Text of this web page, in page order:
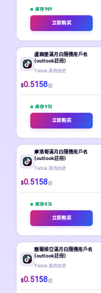
库存 989
立即购买
盧森堡滿月白隨機用戶名
(outlook註冊)
Tiktok 滿月白號
$0.5158 起
库存 953
立即购买
摩洛哥滿月白隨機用戶名
(outlook註冊)
Tiktok 滿月白號
$0.5158 起
库存 876
立即购买
塞爾維亞滿月白隨機用戶名
(outlook註冊)
Tiktok 滿月白號
$0.5158 起